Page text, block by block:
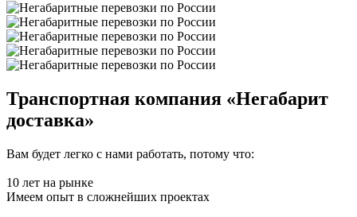
Транспортная компания «Негабарит
доставка»
Вам будет легко с нами работать, потому что:
10 лет на рынке
Имеем опыт в сложнейших проектах